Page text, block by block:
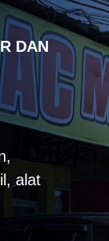
DAN
alat